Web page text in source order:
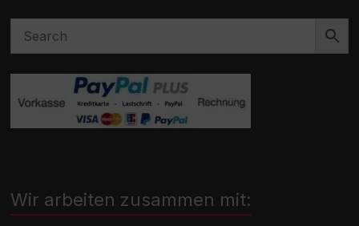
Wir arbeiten zusammen mit: